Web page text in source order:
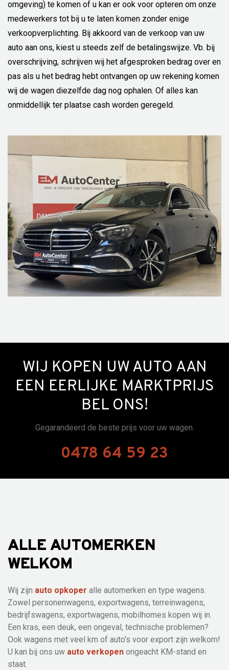
omgeving) te komen of u kan er ook voor opteren om onze
medewerkers tot bij u te laten komen zonder enige
verkoopverplichting. Bij akkoord van de verkoop van uw
auto aan ons, kiest u steeds zelf de betalingswijze. Vb. bij
overschrijving, schrijven wij het afgesproken bedrag over en
pas als u het bedrag hebt ontvangen op uw rekening komen
wij de wagen diezelfde dag nog ophalen. Of alles kan
onmiddellijk ter plaatse cash worden geregeld.
WIJ KOPEN UW AUTO AAN
EEN EERLIJKE MARKTPRIJS
BEL ONS!
Gegarandeerd de beste prijs voor uw wagen.
0478 64 59 23
ALLE AUTOMERKEN
WELKOM
Wij zijn auto opkoper alle automerken en type wagens.
Zowel personenwagens, exportwagens, terreinwagens,
bedrijfswagens, exportwagens, mobilhomes kopen wij in.
Een kras, een deuk, een ongeval, technische problemen?
Ook wagens met veel km of auto's voor export zijn welkom!
U kan bij ons uw auto verkopen ongeacht KM-stand en
staat.